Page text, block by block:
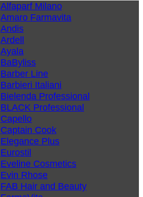
Alfaparf Milano
Amaro Farmavita
Andis
Ardell
Ayala
BaByliss
Barber Line
Barbieri Italiani
Bielenda Professional
BLACK Professional
Capello
Captain Cook
Elegance Plus
Eurostil
Eveline Cosmetics
Evin Rhose
FAB Hair and Beauty